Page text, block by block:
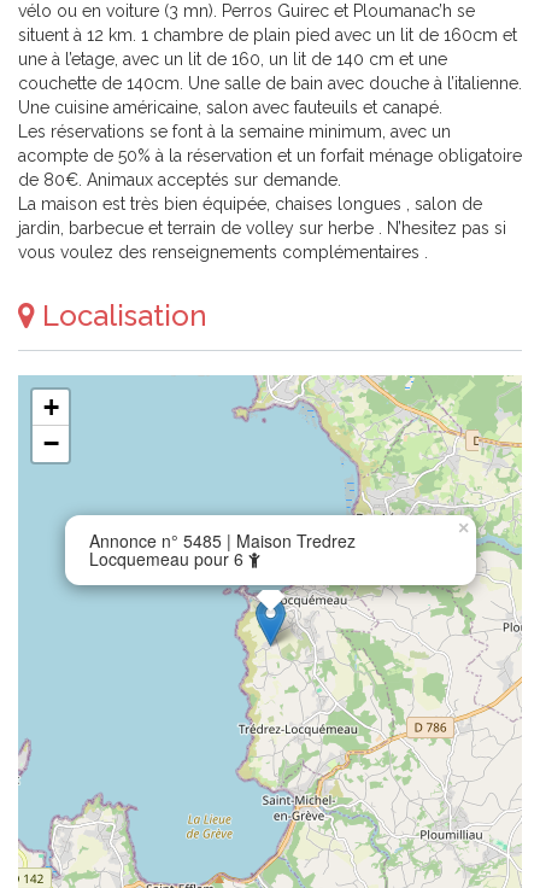
vélo ou en voiture (3 mn). Perros Guirec et Ploumanac’h se
situent à 12 km. 1 chambre de plain pied avec un lit de 160cm et
une à l’etage, avec un lit de 160, un lit de 140 cm et une
couchette de 140cm. Une salle de bain avec douche à l’italienne.
Une cuisine américaine, salon avec fauteuils et canapé.
Les réservations se font à la semaine minimum, avec un
acompte de 50% à la réservation et un forfait ménage obligatoire
de 80€. Animaux acceptés sur demande.
La maison est très bien équipée, chaises longues , salon de
jardin, barbecue et terrain de volley sur herbe . N’hesitez pas si
vous voulez des renseignements complémentaires .
Localisation
Annonce n° 5485 | Maison Tredrez
Locquemeau pour 6
×
+
−